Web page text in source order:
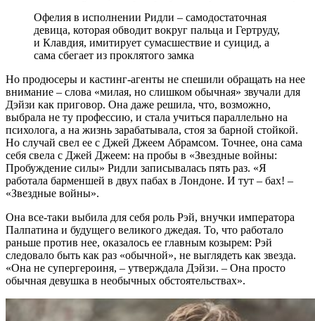
Офелия в исполнении Ридли – самодостаточная
девица, которая обводит вокруг пальца и Гертруду,
и Клавдия, имитирует сумасшествие и суицид, а
сама сбегает из проклятого замка
Но продюсеры и кастинг-агенты не спешили обращать на нее
внимание – слова «милая, но слишком обычная» звучали для
Дэйзи как приговор. Она даже решила, что, возможно,
выбрала не ту профессию, и стала учиться параллельно на
психолога, а на жизнь зарабатывала, стоя за барной стойкой.
Но случай свел ее с Джей Джеем Абрамсом. Точнее, она сама
себя свела с Джей Джеем: на пробы в «Звездные войны:
Пробуждение силы» Ридли записывалась пять раз. «Я
работала барменшей в двух пабах в Лондоне. И тут – бах! –
«Звездные войны».
Она все-таки выбила для себя роль Рэй, внучки императора
Палпатина и будущего великого джедая. То, что работало
раньше против нее, оказалось ее главным козырем: Рэй
следовало быть как раз «обычной», не выглядеть как звезда.
«Она не супергероиня, – утверждала Дэйзи. – Она просто
обычная девушка в необычных обстоятельствах».